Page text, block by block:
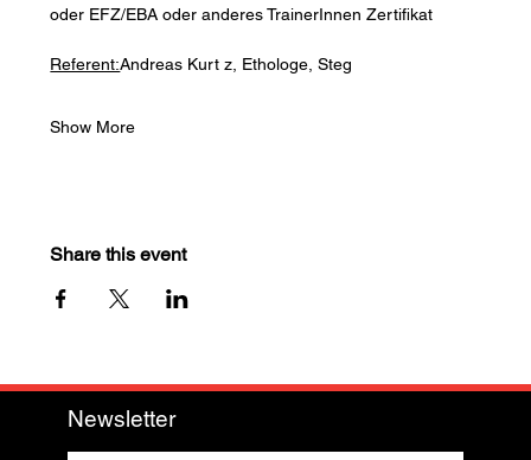
oder EFZ/EBA oder anderes TrainerInnen Zertifikat
Referent:Andreas Kurt z, Ethologe, Steg
Show More
Share this event
Newsletter